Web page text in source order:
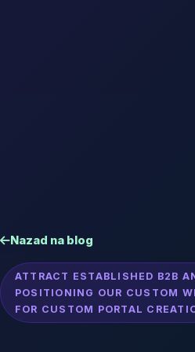
Nazad na blog
ATTRACT ESTABLISHED B2B
POSITIONING OUR CUSTOM
FOR CUSTOM PORTAL